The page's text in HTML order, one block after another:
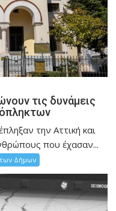
τις δυνάμεις
την Αττική και
που έχασαν...
Δήμων